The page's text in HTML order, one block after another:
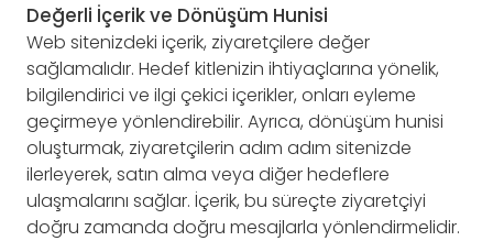
Değerli İçerik ve Dönüşüm Hunisi
Web sitenizdeki içerik, ziyaretçilere değer
sağlamalıdır. Hedef kitlenizin ihtiyaçlarına yönelik,
bilgilendirici ve ilgi çekici içerikler, onları eyleme
geçirmeye yönlendirebilir. Ayrıca, dönüşüm hunisi
oluşturmak, ziyaretçilerin adım adım sitenizde
ilerleyerek, satın alma veya diğer hedeflere
ulaşmalarını sağlar. İçerik, bu süreçte ziyaretçiyi
doğru zamanda doğru mesajlarla yönlendirmelidir.